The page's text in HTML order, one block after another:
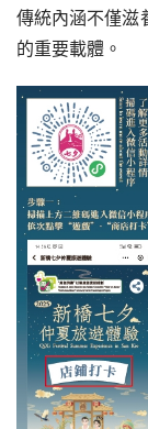
傳統內涵不僅滋
的重要載體。